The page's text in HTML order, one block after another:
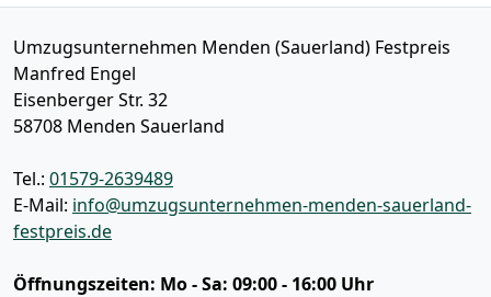
Umzugsunternehmen Menden (Sauerland) Festpreis
Manfred Engel
Eisenberger Str. 32
58708 Menden Sauerland
Tel.: 01579-2639489
E-Mail: info@umzugsunternehmen-menden-sauerland-
festpreis.de
Öffnungszeiten: Mo - Sa: 09:00 - 16:00 Uhr